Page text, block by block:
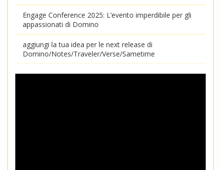
Engage Conference 2025: L’evento imperdibile per gli
appassionati di Domino
aggiungi la tua idea per le next release di
Domino/Notes/Traveler/Verse/Sametime